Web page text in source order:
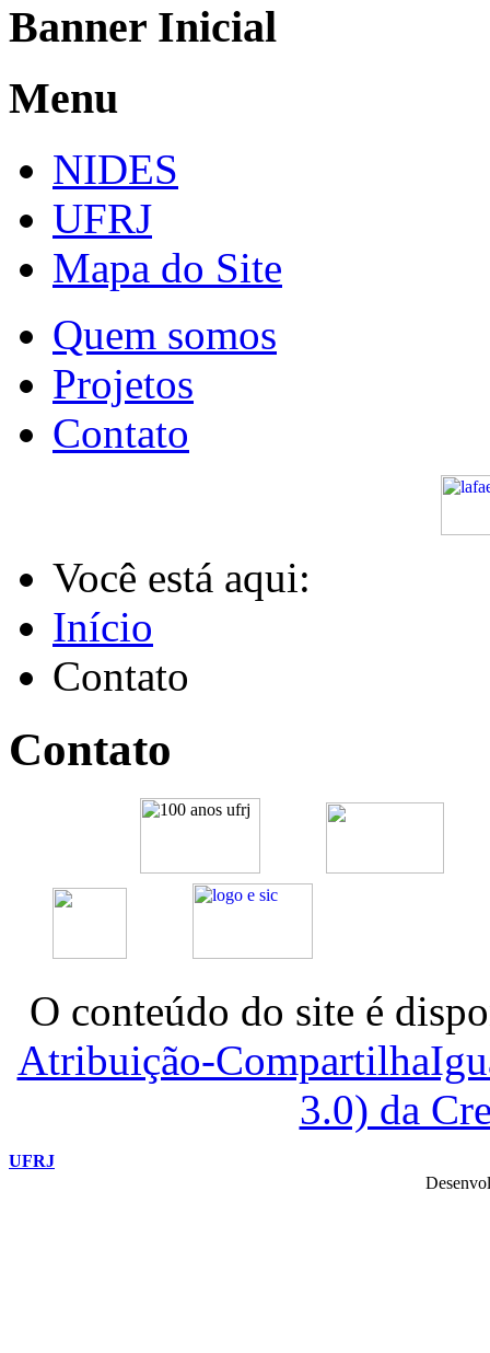
Banner Inicial
Menu
NIDES
UFRJ
Mapa do Site
Quem somos
Projetos
Contato
Você está aqui:
Início
Contato
Contato
O conteúdo do site é
Atribuição-
3.0) da
UFRJ